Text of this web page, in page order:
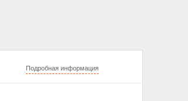
Подробная информация